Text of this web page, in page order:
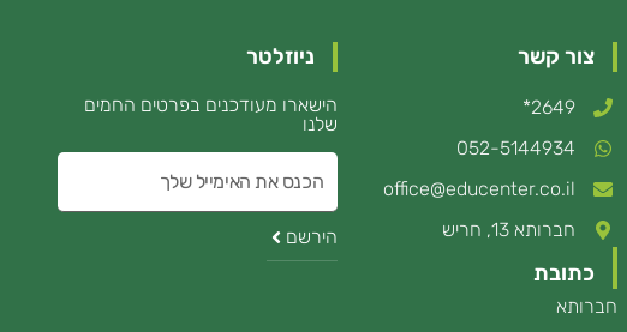
צור קשר
2649*
052-5144934
office@educenter.co.il
חברותא 13, חריש
כתובת
חברותא
ניוזלטר
הישארו מעודכנים בפרטים החמים
שלנו
את
האימייל
הירשם